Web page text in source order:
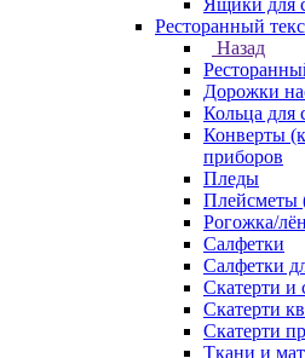
Ящики для
Ресторанный
Назад
Дорожки
Кольца для
Конверты
приборов
Пледы
Плейсметы
Рогожка/лён
Салфетки
Салфетки
Скатерти и
Скатерти
Скатерти
Ткани и